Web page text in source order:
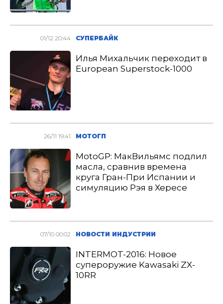
01/12 20:44 СУПЕРБАЙК
Илья Михальчик переходит в
European Superstock-1000
26/11 19:41 МОТОГП
MotoGP: МакВильямс подлил
масла, сравнив времена
круга Гран-При Испании и
симуляцию Рэя в Хересе
07/10 00:02 НОВОСТИ ИНДУСТРИИ
INTERMOT-2016: Новое
супероружие Kawasaki ZX-
10RR